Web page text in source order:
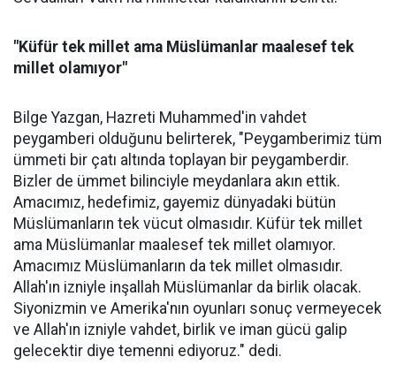
"Küfür tek millet ama Müslümanlar maalesef tek
millet olamıyor"
Bilge Yazgan, Hazreti Muhammed'in vahdet
peygamberi olduğunu belirterek, "Peygamberimiz tüm
ümmeti bir çatı altında toplayan bir peygamberdir.
Bizler de ümmet bilinciyle meydanlara akın ettik.
Amacımız, hedefimiz, gayemiz dünyadaki bütün
Müslümanların tek vücut olmasıdır. Küfür tek millet
ama Müslümanlar maalesef tek millet olamıyor.
Amacımız Müslümanların da tek millet olmasıdır.
Allah'ın izniyle inşallah Müslümanlar da birlik olacak.
Siyonizmin ve Amerika'nın oyunları sonuç vermeyecek
ve Allah'ın izniyle vahdet, birlik ve iman gücü galip
gelecektir diye temenni ediyoruz." dedi.